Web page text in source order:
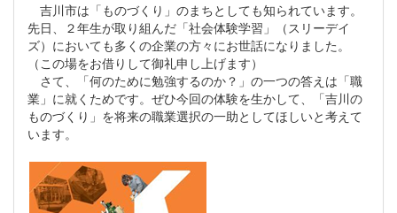
吉川市は「ものづくり」のまちとしても知られています。
先日、２年生が取り組んだ「社会体験学習」（スリーデイ
ズ）においても多くの企業の方々にお世話になりました。
（この場をお借りして御礼申し上げます）
さて、「何のために勉強するのか？」の一つの答えは「職
業」に就くためです。ぜひ今回の体験を生かして、「吉川の
ものづくり」を将来の職業選択の一助としてほしいと考えて
います。